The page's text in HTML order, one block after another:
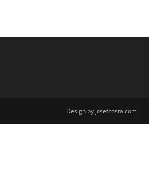
Design by josefcosta.com